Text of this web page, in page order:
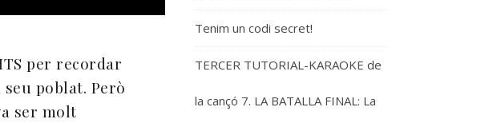
per recordar
poblat. Però
ser molt
Tenim un codi secret!
TERCER TUTORIAL-KARAOKE de
la cançó 7. LA BATALLA FINAL: La